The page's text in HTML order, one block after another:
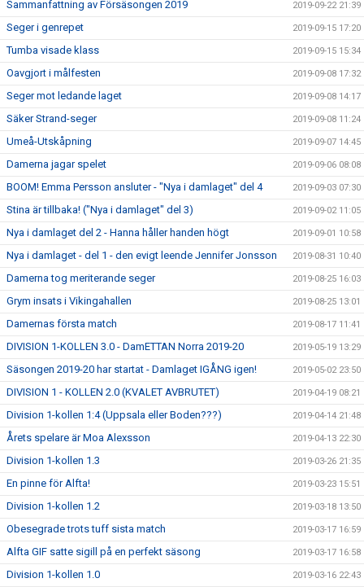
Sammanfattning av Försäsongen 2019 2019-09-22 21:39
Seger i genrepet 2019-09-15 17:20
Tumba visade klass 2019-09-15 15:34
Oavgjort i målfesten 2019-09-08 17:32
Seger mot ledande laget 2019-09-08 14:17
Säker Strand-seger 2019-09-08 11:24
Umeå-Utskåpning 2019-09-07 14:45
Damerna jagar spelet 2019-09-06 08:08
BOOM! Emma Persson ansluter - "Nya i damlaget" del 4 2019-09-03 07:30
Stina är tillbaka! ("Nya i damlaget" del 3) 2019-09-02 11:05
Nya i damlaget del 2 - Hanna håller handen högt 2019-09-01 10:58
Nya i damlaget - del 1 - den evigt leende Jennifer Jonsson 2019-08-31 10:40
Damerna tog meriterande seger 2019-08-25 16:03
Grym insats i Vikingahallen 2019-08-25 13:01
Damernas första match 2019-08-17 11:41
DIVISION 1-KOLLEN 3.0 - DamETTAN Norra 2019-20 2019-05-19 13:29
Säsongen 2019-20 har startat - Damlaget IGÅNG igen! 2019-05-02 23:50
DIVISION 1 - KOLLEN 2.0 (KVALET AVBRUTET) 2019-04-19 08:21
Division 1-kollen 1:4 (Uppsala eller Boden???) 2019-04-14 21:48
Årets spelare är Moa Alexsson 2019-04-13 22:30
Division 1-kollen 1.3 2019-03-26 21:35
En pinne för Alfta! 2019-03-23 15:51
Division 1-kollen 1.2 2019-03-18 13:50
Obesegrade trots tuff sista match 2019-03-17 16:59
Alfta GIF satte sigill på en perfekt säsong 2019-03-17 16:58
Division 1-kollen 1.0 2019-03-16 22:43